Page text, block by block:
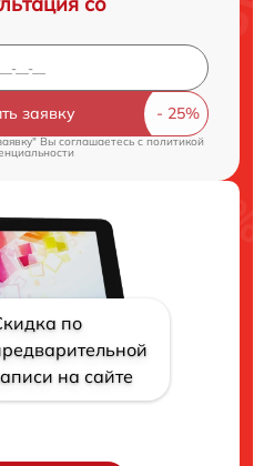
заявку
Вы соглашаетесь cполитикой
по
на сайте